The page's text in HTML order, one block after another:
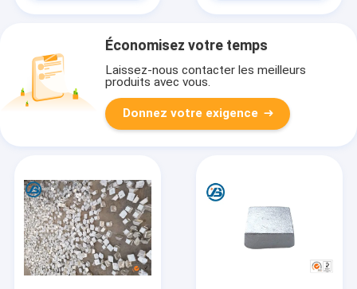
Économisez votre temps
Laissez-nous contacter les meilleurs
produits avec vous.
Donnez votre exigence